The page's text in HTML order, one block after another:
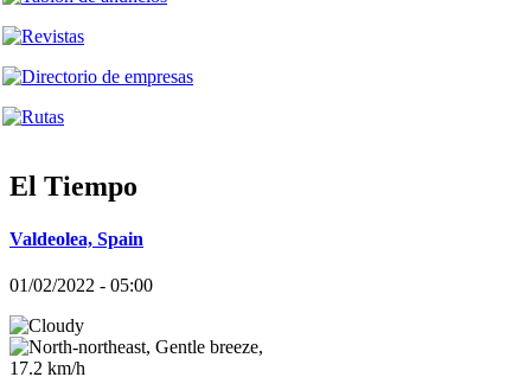
El Tiempo
Valdeolea, Spain
01/02/2022 - 05:00